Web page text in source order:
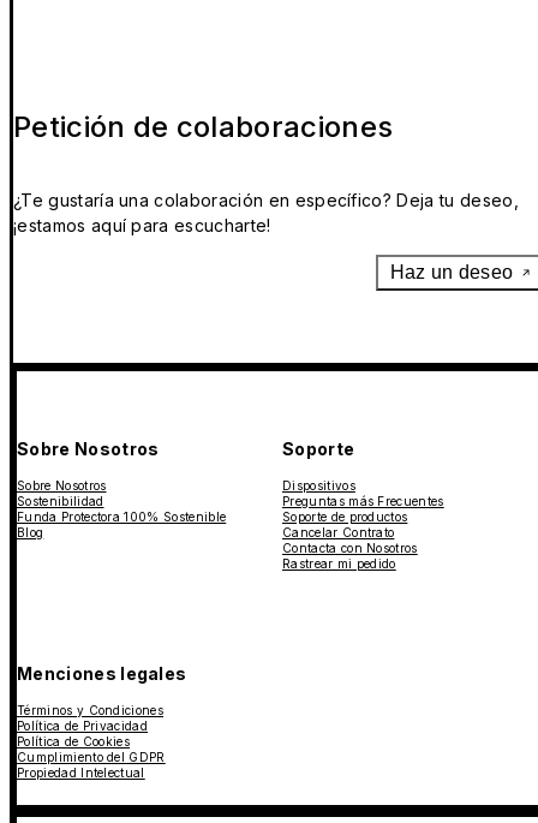
Petición de colaboraciones
¿Te gustaría una colaboración en específico? Deja tu deseo,
¡estamos aquí para escucharte!
Haz un deseo
Sobre Nosotros
Sobre Nosotros
Sostenibilidad
Funda Protectora 100% Sostenible
Blog
Soporte
Dispositivos
Preguntas más Frecuentes
Soporte de productos
Cancelar Contrato
Contacta con Nosotros
Rastrear mi pedido
Menciones legales
Términos y Condiciones
Política de Privacidad
Política de Cookies
Cumplimiento del GDPR
Propiedad Intelectual